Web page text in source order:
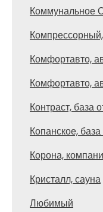
Коммунальное
Комфортавто,
Комфортавто,
Контраст, база
Копанское,
Корона,
Кристалл, сауна
Любимый